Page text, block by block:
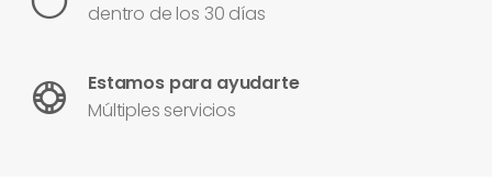
dentro de los 30 días
Estamos para ayudarte
Múltiples servicios